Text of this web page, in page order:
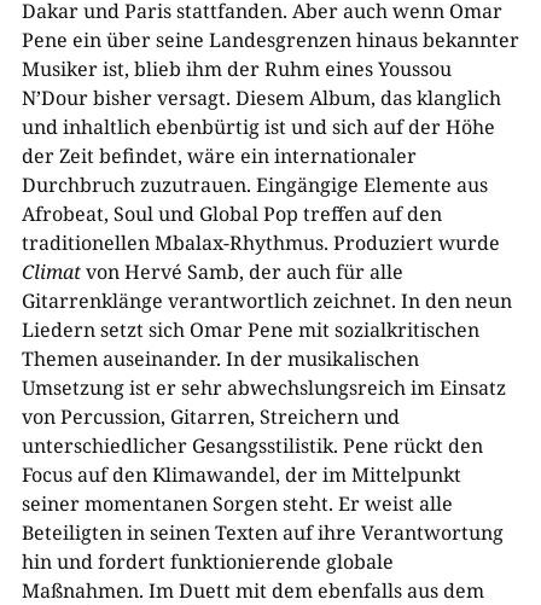
Dakar und Paris stattfanden. Aber auch wenn Omar
Pene ein über seine Landesgrenzen hinaus bekannter
Musiker ist, blieb ihm der Ruhm eines Youssou
N’Dour bisher versagt. Diesem Album, das klanglich
und inhaltlich ebenbürtig ist und sich auf der Höhe
der Zeit befindet, wäre ein internationaler
Durchbruch zuzutrauen. Eingängige Elemente aus
Afrobeat, Soul und Global Pop treffen auf den
traditionellen Mbalax-Rhythmus. Produziert wurde
Climatvon Hervé Samb, der auch für alle
Gitarrenklänge verantwortlich zeichnet. In den neun
Liedern setzt sich Omar Pene mit sozialkritischen
Themen auseinander. In der musikalischen
Umsetzung ist er sehr abwechslungsreich im Einsatz
von Percussion, Gitarren, Streichern und
unterschiedlicher Gesangsstilistik. Pene rückt den
Focus auf den Klimawandel, der im Mittelpunkt
seiner momentanen Sorgen steht. Er weist alle
Beteiligten in seinen Texten auf ihre Verantwortung
hin und fordert funktionierende globale
Maßnahmen. Im Duett mit dem ebenfalls aus dem